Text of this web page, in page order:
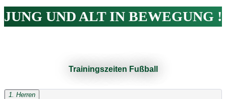
JUNG UND ALT IN BEWEGUNG !
Trainingszeiten Fußball
1. Herren